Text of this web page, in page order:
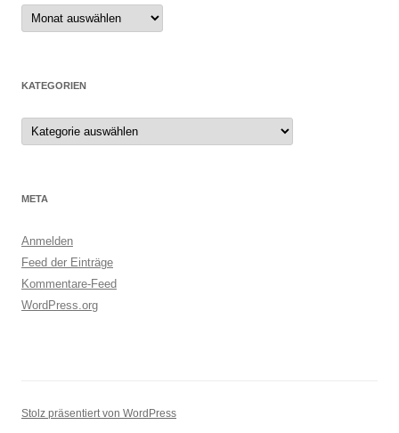
Archive
KATEGORIEN
Kategorien
META
Anmelden
Feed der Einträge
Kommentare-Feed
WordPress.org
Stolz präsentiert von WordPress